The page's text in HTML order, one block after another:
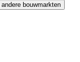
bouwmarkten